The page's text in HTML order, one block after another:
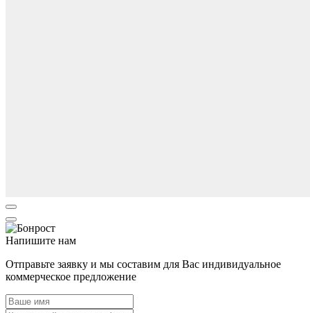
Напишите нам
Отправьте заявку и мы составим для Вас индивидуальное
коммерческое предложение